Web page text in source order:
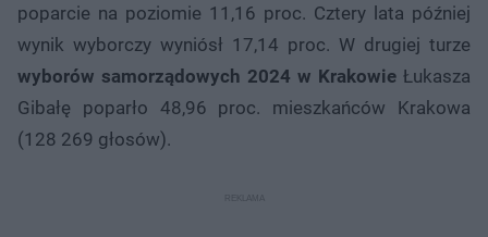
poparcie na poziomie 11,16 proc. Cztery lata później
wynik wyborczy wyniósł 17,14 proc. W drugiej turze
wyborów samorządowych 2024 w Krakowie Łukasza
Gibałę poparło 48,96 proc. mieszkańców Krakowa
(128 269 głosów).